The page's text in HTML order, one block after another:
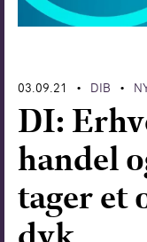
Europapolitik
Forskning
03.09.21 • DIB •
DI:
handel
tager et